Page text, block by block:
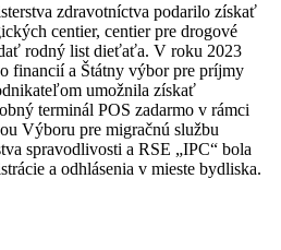
zdravotníctva podarilo získať
centier, centier pre drogové
rodný list dieťaťa. V roku 2023
financií a Štátny výbor pre príjmy
umožnila získať
terminál POS zadarmo v rámci
Výboru pre migračnú službu
spravodlivosti a RSE „IPC“ bola
a odhlásenia v mieste bydliska.